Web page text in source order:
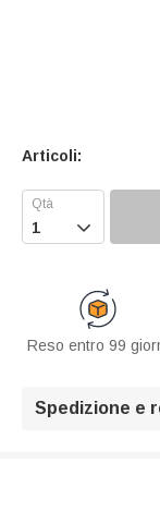
Articoli:

Reso entro 99
Spedizione e